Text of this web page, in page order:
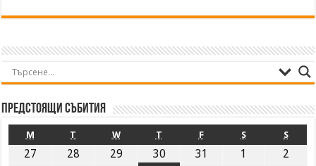
Предстоящи събития
M T W T F S S
27 28 29 30 31 1
2